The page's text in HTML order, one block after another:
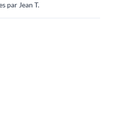
par Jean T.